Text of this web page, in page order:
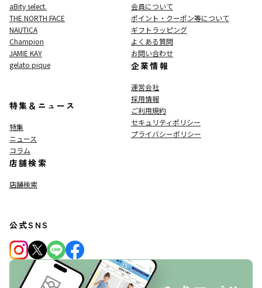
aBity select.
THE NORTH FACE
NAUTICA
Champion
JAMIE KAY
gelato pique
特集＆ニュース
特集
ニュース
コラム
店舗検索
店舗検索
会員について
ポイント・クーポン等について
ギフトラッピング
よくある質問
お問い合わせ
企業情報
運営会社
採用情報
ご利用規約
セキュリティポリシー
プライバシーポリシー
公式SNS